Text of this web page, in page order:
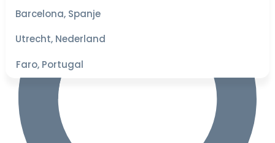
Barcelona, Spanje
Utrecht, Nederland
Faro, Portugal
beste